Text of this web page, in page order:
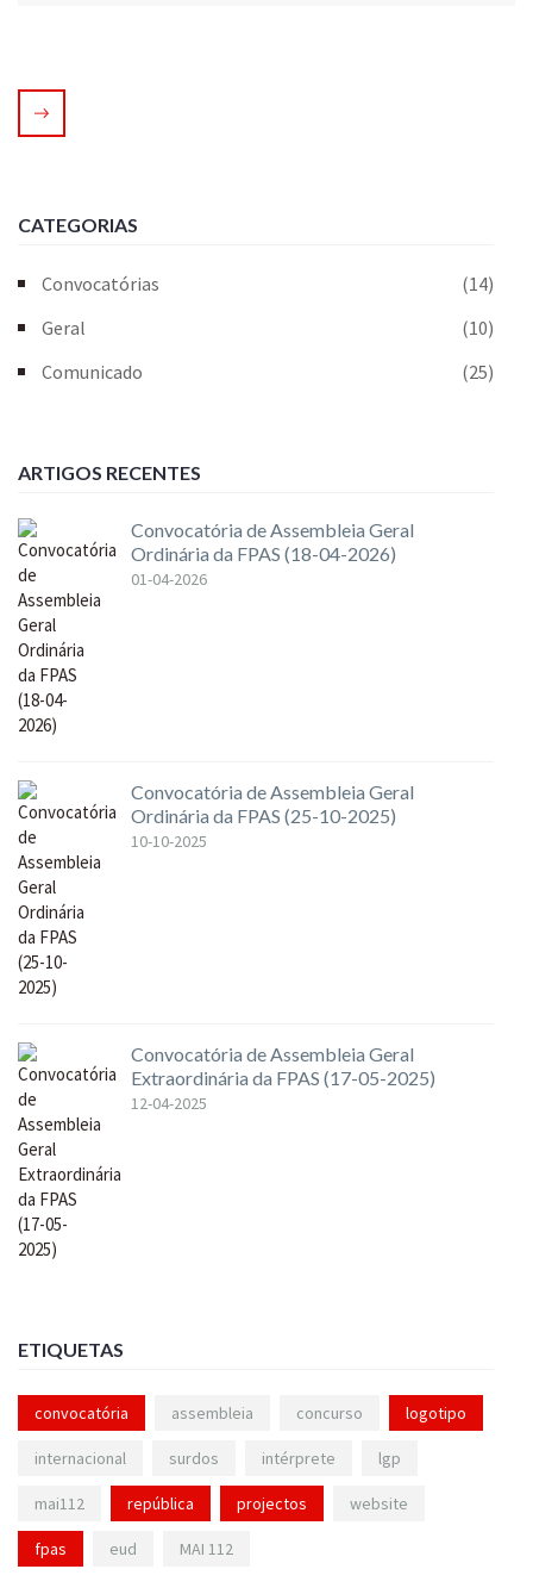
CATEGORIAS
Convocatórias
(14)
Geral
(10)
Comunicado
(25)
ARTIGOS RECENTES
Convocatória de Assembleia Geral
Ordinária da FPAS (18-04-2026)
01-04-2026
Convocatória de Assembleia Geral
Ordinária da FPAS (25-10-2025)
10-10-2025
Convocatória de Assembleia Geral
Extraordinária da FPAS (17-05-2025)
12-04-2025
ETIQUETAS
convocatória assembleia concurso logotipo
internacional surdos intérprete lgp
mai112 república projectos website
fpas eud MAI 112